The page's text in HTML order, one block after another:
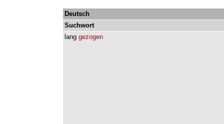
Deutsch
Suchwort
lang gezogen